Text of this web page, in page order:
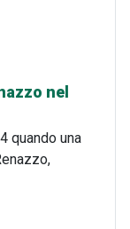
nel
quando una